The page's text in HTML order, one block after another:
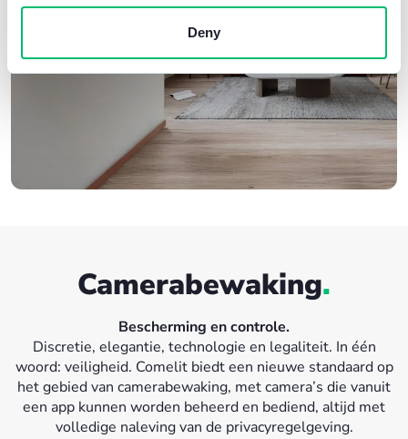
Deny
Camerabewaking.
Bescherming en controle.
Discretie, elegantie, technologie en legaliteit. In één
woord: veiligheid. Comelit biedt een nieuwe standaard op
het gebied van camerabewaking, met camera’s die vanuit
een app kunnen worden beheerd en bediend, altijd met
volledige naleving van de privacyregelgeving.